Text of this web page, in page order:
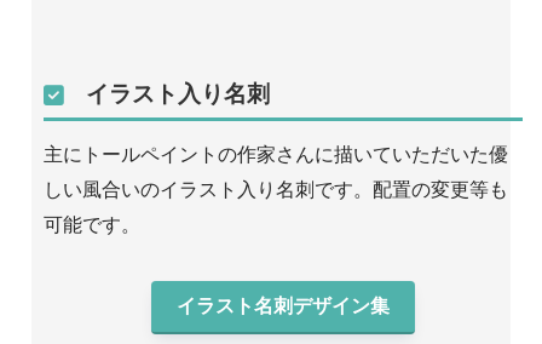
イラスト入り名刺
主にトールペイントの作家さんに描いていただいた優
しい風合いのイラスト入り名刺です。配置の変更等も
可能です。
イラスト名刺デザイン集